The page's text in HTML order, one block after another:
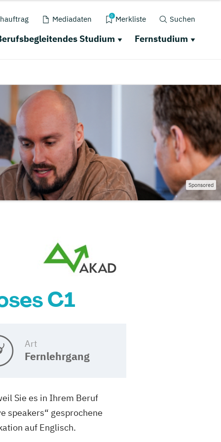
Mediadaten 0 Merkliste Suchen
Studium Fernstudium
Sponsored
C1
Art
Fernlehrgang
Sie es in Ihrem Beruf
speakers“ gesprochene
auf Englisch.